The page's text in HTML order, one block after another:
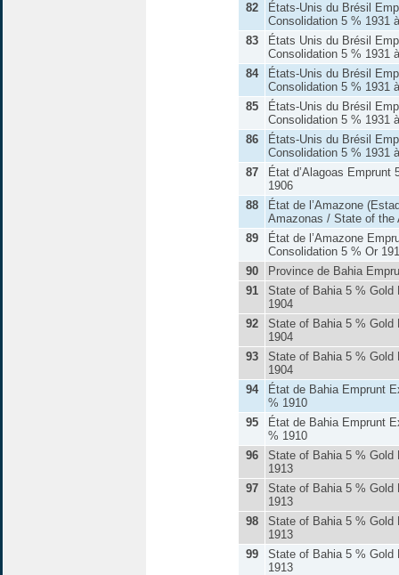
82
États-Unis du Brésil
Consolidation 5 % 1931
83
États Unis du Brésil
Consolidation 5 % 1931
84
États-Unis du Brésil
Consolidation 5 % 1931
85
États-Unis du Brésil
Consolidation 5 % 1931
86
États-Unis du Brésil
Consolidation 5 % 1931
87
État d’Alagoas Emprunt
1906
88
État de l’Amazone
Amazonas / State of the
89
État de l’Amazone
Consolidation 5 % Or
90
Province de Bahia
91
State of Bahia 5 % Gold
1904
92
State of Bahia 5 % Gold
1904
93
State of Bahia 5 % Gold
1904
94
État de Bahia Emprunt
% 1910
95
État de Bahia Emprunt
% 1910
96
State of Bahia 5 % Gold
1913
97
State of Bahia 5 % Gold
1913
98
State of Bahia 5 % Gold
1913
99
State of Bahia 5 % Gold
1913